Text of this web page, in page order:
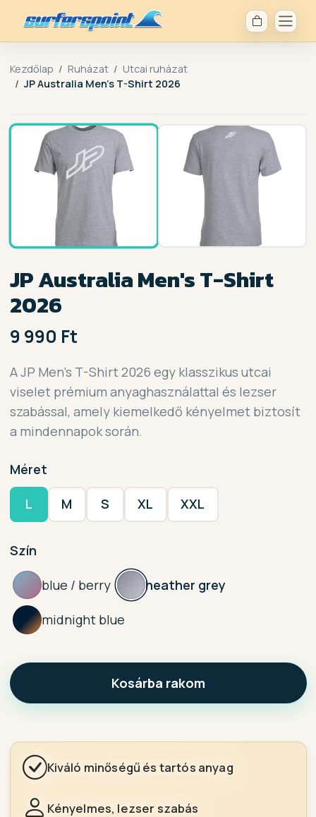
Kezdőlap Ruházat
Utcai ruházat
JP Australia Men's T-Shirt 2026
JP Australia Men's T-Shirt
2026
9 990 Ft
A JP Men's T-Shirt 2026 egy klasszikus utcai
viselet prémium anyaghasználattal és lezser
szabással, amely kiemelkedő kényelmet biztosít
a mindennapok során.
Méret
L M S XL XXL
Szín
blue / berry heather grey
midnight blue
Kosárba rakom
Kiváló minőségű és tartós anyag
Kényelmes, lezser szabás